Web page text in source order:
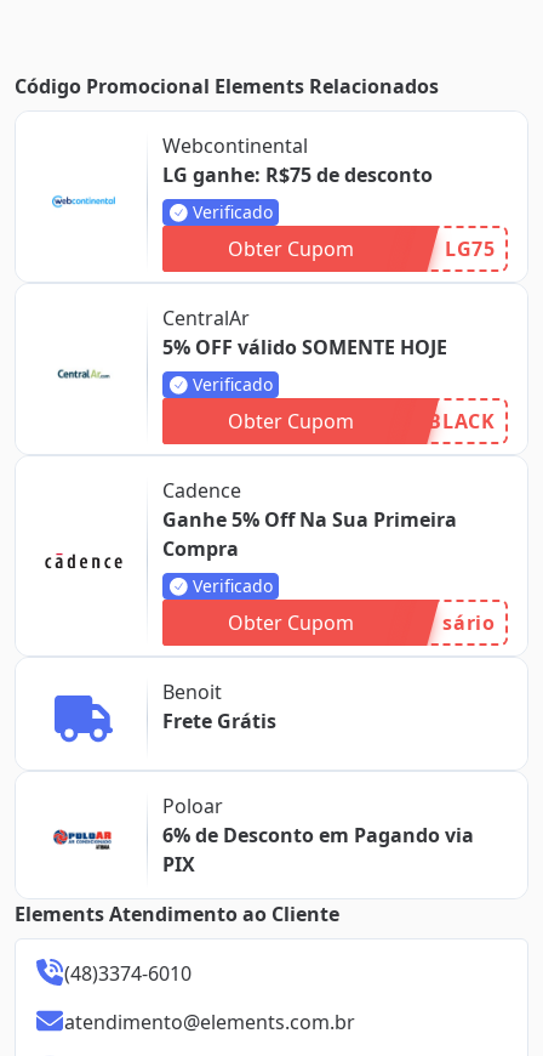
Código Promocional Elements Relacionados
Webcontinental
LG ganhe: R$75 de desconto
Verificado
Obter Cupom LG75
CentralAr
5% OFF válido SOMENTE HOJE
Verificado
Obter Cupom BLACK
Cadence
Ganhe 5% Off Na Sua Primeira
Compra
Verificado
Obter Cupom sário
Benoit
Frete Grátis
Poloar
6% de Desconto em Pagando via
PIX
Elements Atendimento ao Cliente
(48)3374-6010
atendimento@elements.com.br